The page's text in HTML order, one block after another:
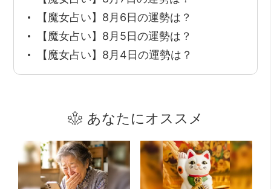
【魔女占い】8月6日の運勢は？
【魔女占い】8月5日の運勢は？
【魔女占い】8月4日の運勢は？
あなたにオススメ